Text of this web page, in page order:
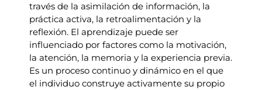
través de la asimilación de información, la
práctica activa, la retroalimentación y la
reflexión. El aprendizaje puede ser
influenciado por factores como la motivación,
la atención, la memoria y la experiencia previa.
Es un proceso continuo y dinámico en el que
el individuo construye activamente su propio